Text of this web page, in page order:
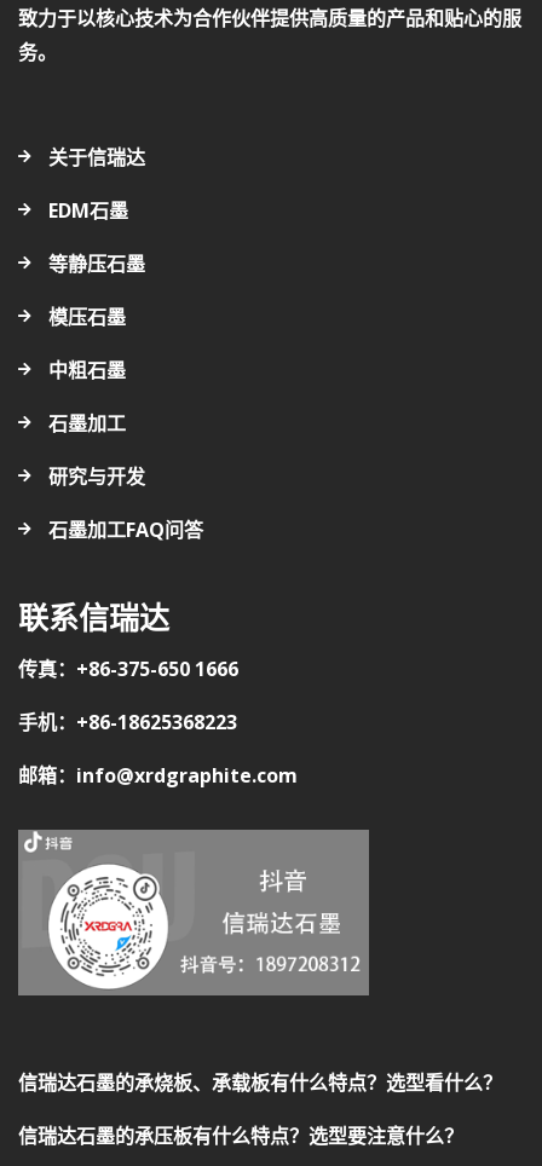
致力于以核心技术为合作伙伴提供高质量的产品和贴心的服
务。
关于信瑞达
EDM石墨
等静压石墨
模压石墨
中粗石墨
石墨加工
研究与开发
石墨加工FAQ问答
联系信瑞达
传真：+86-375-650 1666
手机：+86-18625368223
邮箱：info@xrdgraphite.com
信瑞达石墨的承烧板、承载板有什么特点？选型看什么？
信瑞达石墨的承压板有什么特点？选型要注意什么？